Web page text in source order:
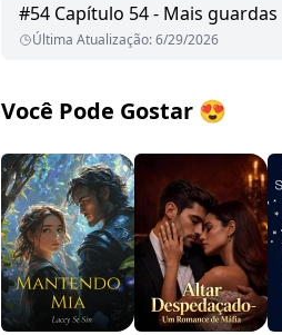
#54 Capítulo 54 - Mais guardas
Última Atualização:6/29/2026
Você Pode Gostar 😍